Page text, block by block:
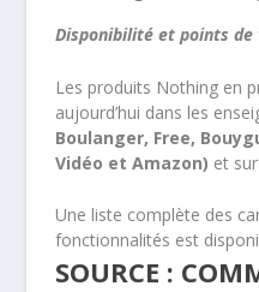
Disponibilité et points de
Les produits Nothing en
aujourd’hui dans les
Boulanger, Free,
Vidéo et Amazon) et
Une liste complète des
fonctionnalités est
SOURCE :